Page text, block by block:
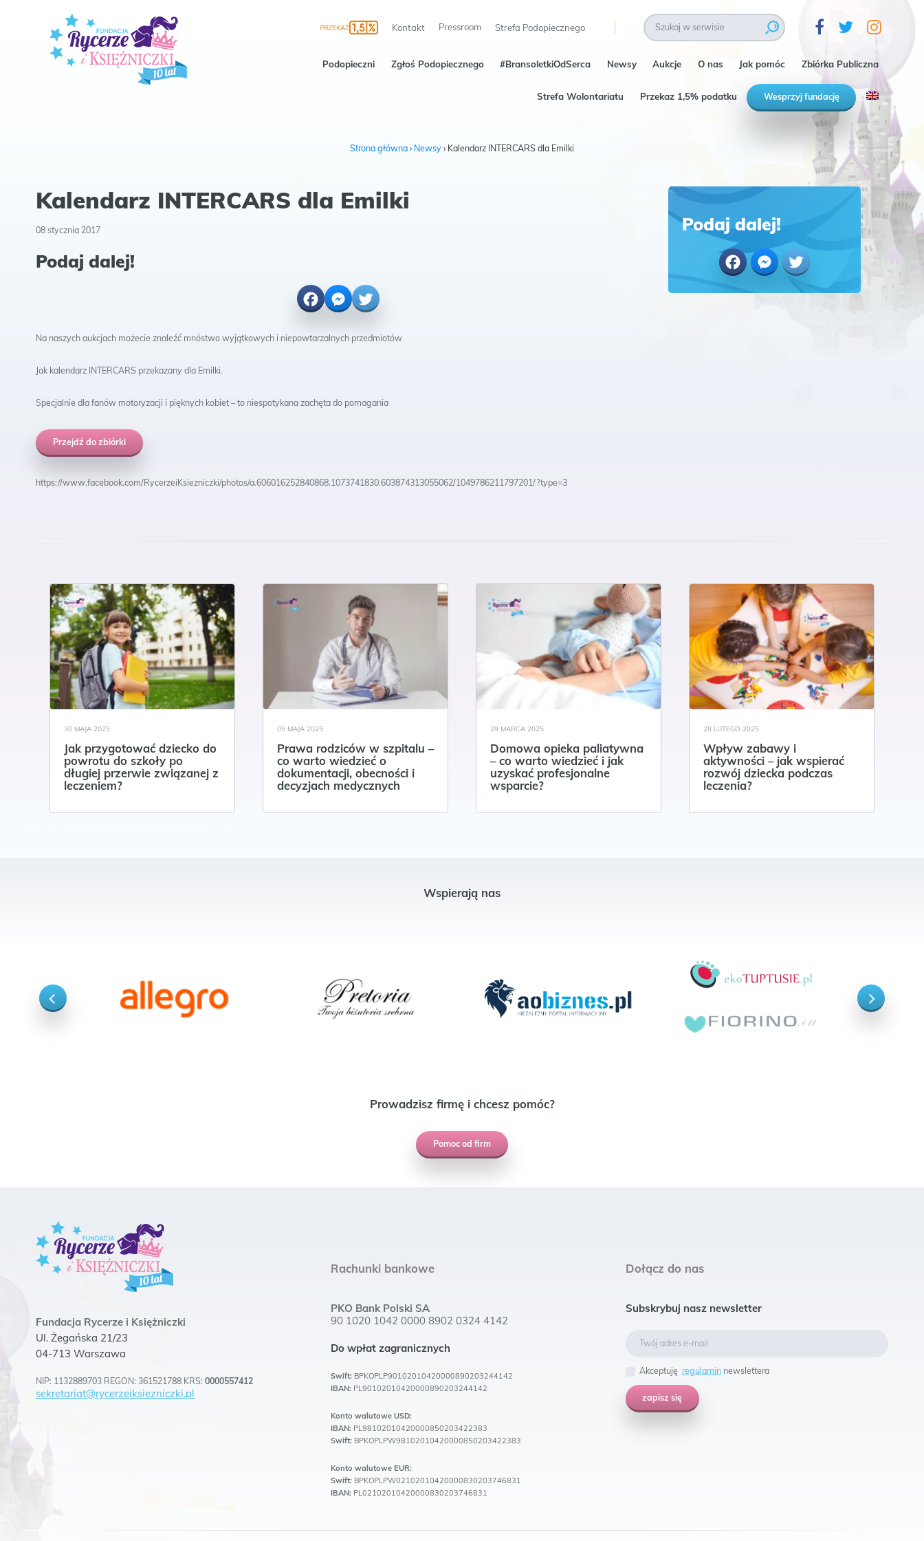
Kontakt Pressroom Strefa Podopiecznego
Podopieczni Zgłoś Podopiecznego #BransoletkiOdSerca Newsy Aukcje O nas Jak pomóc Zbiórka Publiczna
Strefa Wolontariatu Przekaz 1,5% podatku Wesprzyj fundację
Strona główna › Newsy › Kalendarz INTERCARS dla Emilki
Kalendarz INTERCARS dla Emilki
08 stycznia 2017
Podaj dalej!
FacebookMessenger
Twitter
Na naszych aukcjach możecie znaleźć mnóstwo wyjątkowych i niepowtarzalnych przedmiotów
Jak kalendarz INTERCARS przekazany dla Emilki.
Specjalnie dla fanów motoryzacji i pięknych kobiet – to niespotykana zachęta do pomagania
Przejdź do zbiórki
https://www.facebook.com/RycerzeiKsiezniczki/photos/a.606016252840868.1073741830.603874313055062/1049786211797201/?type=3
Podaj dalej!
FacebookMessengerTwitter
30 MAJA 2025
Jak przygotować dziecko do
powrotu do szkoły po
długiej przerwie związanej z
leczeniem?
05 MAJA 2025
Prawa rodziców w szpitalu –
co warto wiedzieć o
dokumentacji, obecności i
decyzjach medycznych
29 MARCA 2025
Domowa opieka paliatywna
– co warto wiedzieć i jak
uzyskać profesjonalne
wsparcie?
28 LUTEGO 2025
Wpływ zabawy i
aktywności – jak wspierać
rozwój dziecka podczas
leczenia?
Wspierają nas
Prowadzisz firmę i chcesz pomóc?
Pomoc od firm
Fundacja Rycerze i Księżniczki
Ul. Żegańska 21/23
04-713 Warszawa
NIP: 1132889703 REGON: 361521788 KRS: 0000557412
sekretariat@rycerzeiksiezniczki.pl
Rachunki bankowe
PKO Bank Polski SA
90 1020 1042 0000 8902 0324 4142
Do wpłat zagranicznych
Swift: BPKOPLP90102010420000890203244142
IBAN: PL90102010420000890203244142
Konto walutowe USD:
IBAN: PL98102010420000850203422383
Swift: BPKOPLPW98102010420000850203422383
Konto walutowe EUR:
Swift:BPKOPLPW02102010420000830203746831
IBAN:PL02102010420000830203746831
Dołącz do nas
Subskrybuj nasz newsletter
Akceptuję regulaminnewslettera
zapisz się